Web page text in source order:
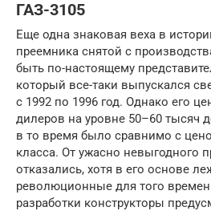
ГАЗ-3105
Еще одна знаковая веха в
преемника снятой с
быть по-настоящему
который все-таки выпускался
с 1992 по 1996 год. Однако его
дилеров на уровне 50–60 тысяч
в то время было сравнимо с
класса. От ужасно невыгодного
отказались, хотя в его основе
революционные для того
разработки конструкторы